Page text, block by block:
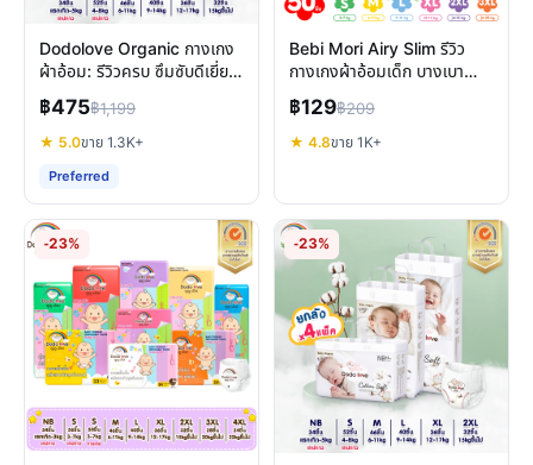
Dodolove Organic กางเกง
ผ้าอ้อม: รีวิวครบ ซึมซับดีเยี่ยม
อ่อนโยนต่อผิวลูกน้อย
฿475฿1,199
★ 5.0ขาย 1.3K+
Preferred
Bebi Mori Airy Slim รีวิว
กางเกงผ้าอ้อมเด็ก บางเบา
ซึมซับดี ไม่รั่วซึม
฿129฿209
★ 4.8ขาย 1K+
-23% -23%